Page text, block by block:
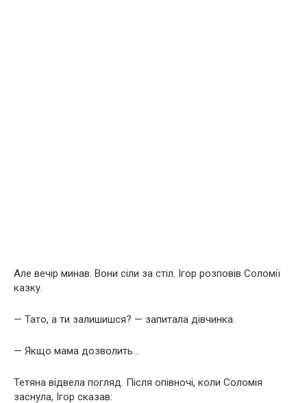
Але вечір минав. Вони сіли за стіл. Ігор розповів Соломії
казку.
— Тато, а ти залишишся? — запитала дівчинка.
— Якщо мама дозволить…
Тетяна відвела погляд. Після опівночі, коли Соломія
заснула, Ігор сказав: